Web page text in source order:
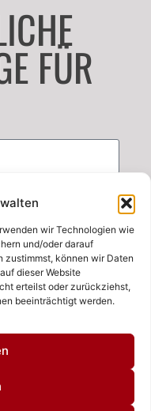
wir Technologien wie
und/oder darauf
zustimmst, können wir Daten
dieser Website
erteilst oder zurückziehst,
beeinträchtigt werden.
FÜR
an!